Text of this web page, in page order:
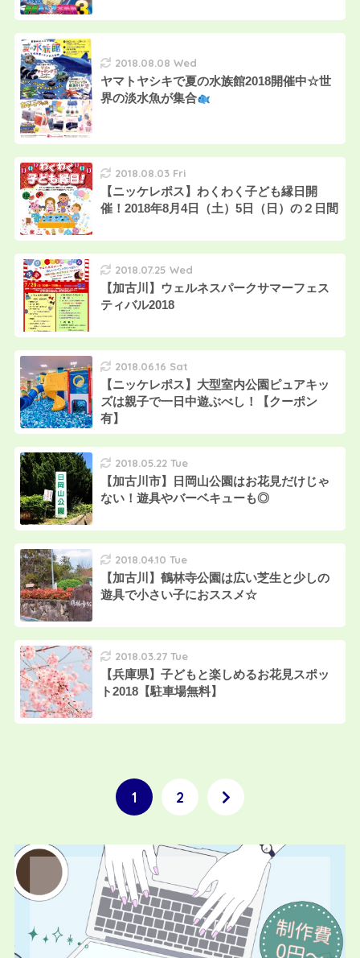
2018.08.08 Wed
ヤマトヤシキで夏の水族館2018開催中☆世
界の淡水魚が集合
2018.08.03 Fri
【ニッケレポス】わくわく子ども縁日開
催！2018年8月4日（土）5日（日）の２日間
2018.07.25 Wed
【加古川】ウェルネスパークサマーフェス
ティバル2018
2018.06.16 Sat
【ニッケレポス】大型室内公園ピュアキッ
ズは親子で一日中遊ぶべし！【クーポン
有】
2018.05.22 Tue
【加古川市】日岡山公園はお花見だけじゃ
ない！遊具やバーベキューも◎
2018.04.10 Tue
【加古川】鶴林寺公園は広い芝生と少しの
遊具で小さい子におススメ☆
2018.03.27 Tue
【兵庫県】子どもと楽しめるお花見スポッ
ト2018【駐車場無料】
1 2